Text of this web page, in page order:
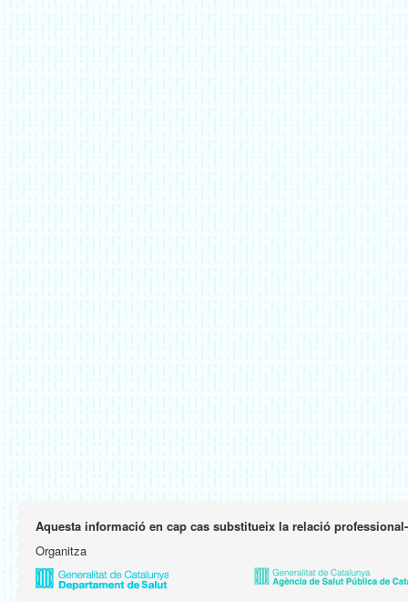
Aquesta informació en cap cas substitueix la relació
Organitza